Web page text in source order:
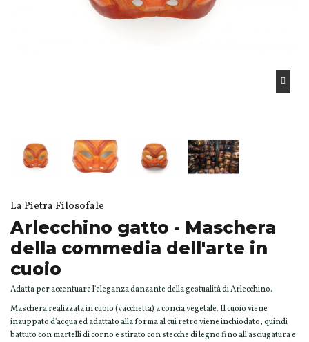
La Pietra Filosofale
Arlecchino gatto - Maschera
della commedia dell'arte in
cuoio
Adatta per accentuare l'eleganza danzante della gestualità di Arlecchino.
Maschera realizzata in cuoio (vacchetta) a concia vegetale. Il cuoio viene
inzuppato d'acqua ed adattato alla forma al cui retro viene inchiodato, quindi
battuto con martelli di corno e stirato con stecche di legno fino all'asciugatura e